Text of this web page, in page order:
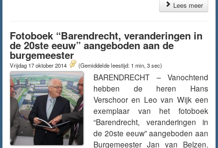
Lees meer
Fotoboek “Barendrecht, veranderingen in
de 20ste eeuw” aangeboden aan de
burgemeester
Vrijdag 17 oktober 2014 (Gemiddelde leestijd: 1 min, 3 sec)
BARENDRECHT – Vanochtend
hebben de heren Hans
Verschoor en Leo van Wijk een
exemplaar van het fotoboek
“Barendrecht, veranderingen in
de 20ste eeuw” aangeboden aan
Burgemeester Jan van Belzen.